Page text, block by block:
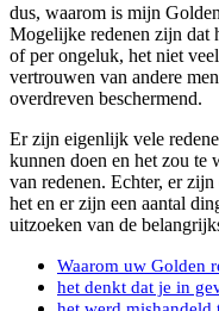
dus, waarom is mijn
Mogelijke redenen zijn dat
of per ongeluk, het niet
vertrouwen van andere
overdreven beschermend.
Er zijn eigenlijk vele
kunnen doen en het zou te
van redenen. Echter, er
het en er zijn een aantal
uitzoeken van de
Waarom uw Golden
het denkt dat je in